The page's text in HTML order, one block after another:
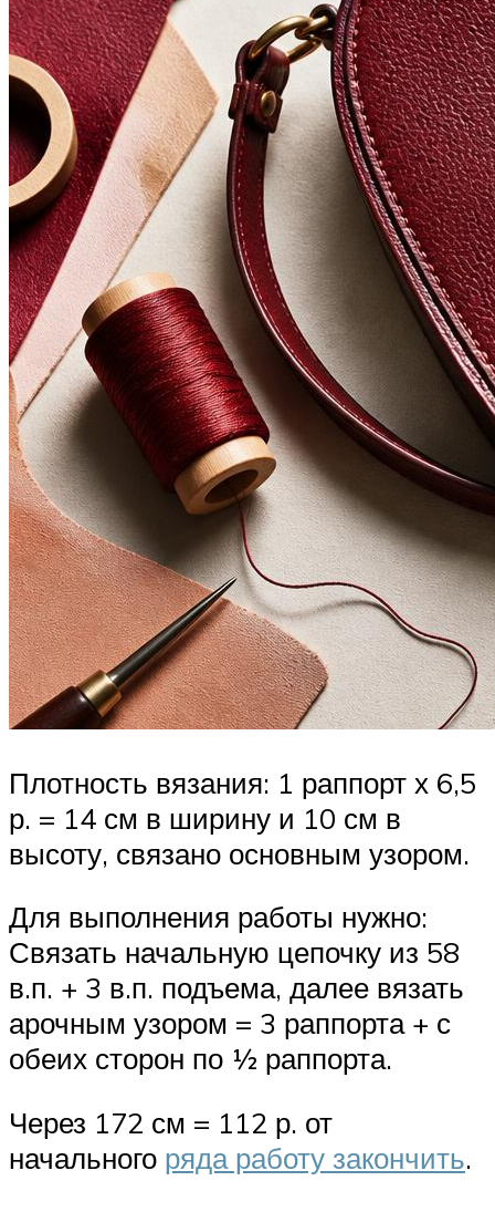
Плотность вязания: 1 раппорт х 6,5
р. = 14 см в ширину и 10 см в
высоту, связано основным узором.
Для выполнения работы нужно:
Связать начальную цепочку из 58
в.п. + 3 в.п. подъема, далее вязать
арочным узором = 3 раппорта + с
обеих сторон по ½ раппорта.
Через 172 см = 112 р. от
начального ряда работу закончить.